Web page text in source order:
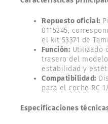
Repuesto oficial:
0115245,
el kit 53371 de
Función: Utilizado
trasero del
estabilidad y
Compatibilidad:
para el coche RC
Especificaciones